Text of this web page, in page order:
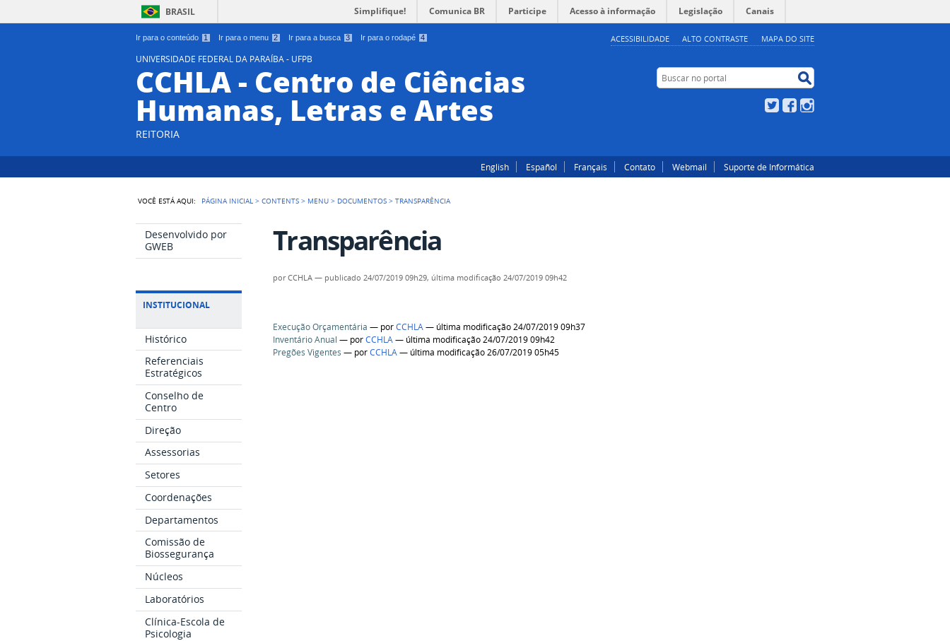
Ir para o conteúdo 1 Ir para o menu 2 Ir para a busca 3 Ir para o rodapé 4 ACESSIBILIDADE ALTO CONTRASTE MAPA DO SITE
BRASIL Simplifique! Comunica BR Participe Acesso à informação Legislação Canais
UNIVERSIDADE FEDERAL DA PARAÍBA - UFPB
CCHLA - Centro de Ciências
Humanas, Letras e Artes
REITORIA
Buscar no portal
TwitterFacebook
English Español Français Contato Webmail Suporte de Informática
VOCÊ ESTÁ AQUI: PÁGINA INICIAL >CONTENTS > MENU > DOCUMENTOS >TRANSPARÊNCIA
Desenvolvido por
GWEB
INSTITUCIONAL
Histórico
Referenciais
Estratégicos
Conselho de
Centro
Direção
Assessorias
Setores
Coordenações
Departamentos
Comissão de
Biossegurança
Núcleos
Laboratórios
Clínica-Escola de
Psicologia
Transparência
porCCHLA — publicado 24/07/2019 09h29, última modificação 24/07/2019 09h42
Execução Orçamentária — porCCHLA— última modificação 24/07/2019 09h37
Inventário Anual — porCCHLA— última modificação 24/07/2019 09h42
Pregões Vigentes — porCCHLA— última modificação 26/07/2019 05h45